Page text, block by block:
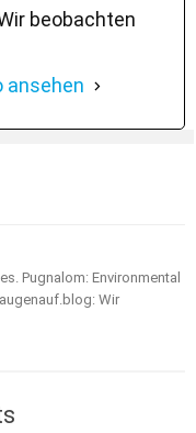
beobachten
ansehen
Pugnalom: Environmental
Wir